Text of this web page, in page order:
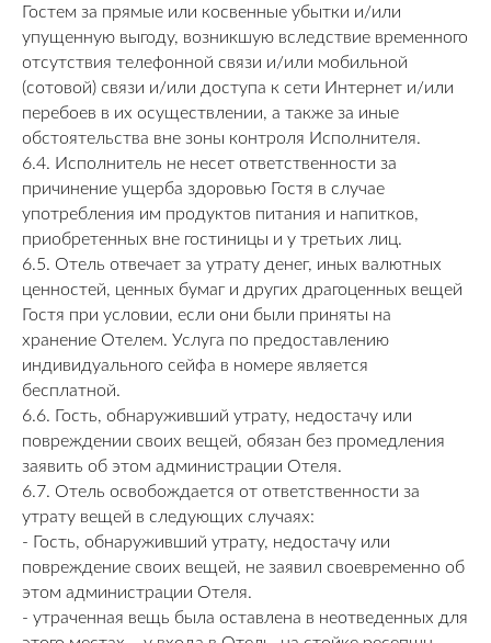
Гостем за прямые или косвенные убытки и/или
упущенную выгоду, возникшую вследствие временного
отсутствия телефонной связи и/или мобильной
(сотовой) связи и/или доступа к сети Интернет и/или
перебоев в их осуществлении, а также за иные
обстоятельства вне зоны контроля Исполнителя.
6.4. Исполнитель не несет ответственности за
причинение ущерба здоровью Гостя в случае
употребления им продуктов питания и напитков,
приобретенных вне гостиницы и у третьих лиц.
6.5. Отель отвечает за утрату денег, иных валютных
ценностей, ценных бумаг и других драгоценных вещей
Гостя при условии, если они были приняты на
хранение Отелем. Услуга по предоставлению
индивидуального сейфа в номере является
бесплатной.
6.6. Гость, обнаруживший утрату, недостачу или
повреждении своих вещей, обязан без промедления
заявить об этом администрации Отеля.
6.7. Отель освобождается от ответственности за
утрату вещей в следующих случаях:
- Гость, обнаруживший утрату, недостачу или
повреждение своих вещей, не заявил своевременно об
этом администрации Отеля.
- утраченная вещь была оставлена в неотведенных для